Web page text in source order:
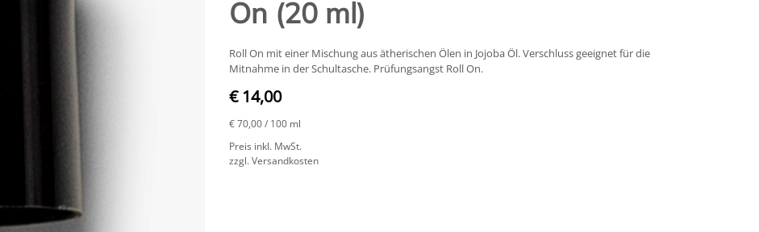
On (20 ml)
Roll On mit einer Mischung aus ätherischen Ölen in Jojoba Öl. Verschluss geeignet für die
Mitnahme in der Schultasche. Prüfungsangst Roll On.
€ 14,00
€ 70,00/ 100 ml
Preis inkl. MwSt.
zzgl. Versandkosten